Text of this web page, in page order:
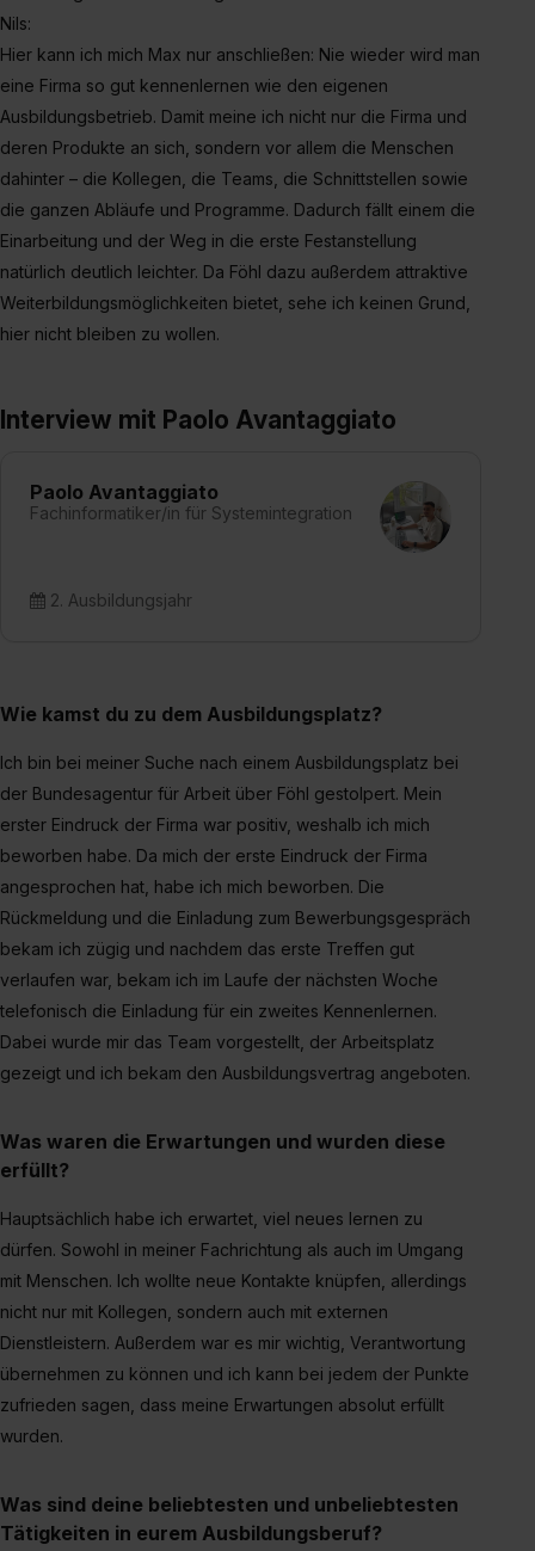
Nils:
Hier kann ich mich Max nur anschließen: Nie wieder wird man
eine Firma so gut kennenlernen wie den eigenen
Ausbildungsbetrieb. Damit meine ich nicht nur die Firma und
deren Produkte an sich, sondern vor allem die Menschen
dahinter – die Kollegen, die Teams, die Schnittstellen sowie
die ganzen Abläufe und Programme. Dadurch fällt einem die
Einarbeitung und der Weg in die erste Festanstellung
natürlich deutlich leichter. Da Föhl dazu außerdem attraktive
Weiterbildungsmöglichkeiten bietet, sehe ich keinen Grund,
hier nicht bleiben zu wollen.
Interview mit Paolo Avantaggiato
Paolo Avantaggiato
Fachinformatiker/in für Systemintegration
2. Ausbildungsjahr
Wie kamst du zu dem Ausbildungsplatz?
Ich bin bei meiner Suche nach einem Ausbildungsplatz bei
der Bundesagentur für Arbeit über Föhl gestolpert. Mein
erster Eindruck der Firma war positiv, weshalb ich mich
beworben habe. Da mich der erste Eindruck der Firma
angesprochen hat, habe ich mich beworben. Die
Rückmeldung und die Einladung zum Bewerbungsgespräch
bekam ich zügig und nachdem das erste Treffen gut
verlaufen war, bekam ich im Laufe der nächsten Woche
telefonisch die Einladung für ein zweites Kennenlernen.
Dabei wurde mir das Team vorgestellt, der Arbeitsplatz
gezeigt und ich bekam den Ausbildungsvertrag angeboten.
Was waren die Erwartungen und wurden diese
erfüllt?
Hauptsächlich habe ich erwartet, viel neues lernen zu
dürfen. Sowohl in meiner Fachrichtung als auch im Umgang
mit Menschen. Ich wollte neue Kontakte knüpfen, allerdings
nicht nur mit Kollegen, sondern auch mit externen
Dienstleistern. Außerdem war es mir wichtig, Verantwortung
übernehmen zu können und ich kann bei jedem der Punkte
zufrieden sagen, dass meine Erwartungen absolut erfüllt
wurden.
Was sind deine beliebtesten und unbeliebtesten
Tätigkeiten in eurem Ausbildungsberuf?